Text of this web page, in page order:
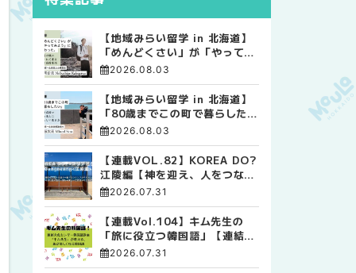
【地域みらい留学 in 北海道】
「めんどくさい」が「やってみ
よう」に変わった。 十勝の風
自由な高校生活
2026.08.03
【地域みらい留学 in 北海道】
「80歳までこの町で暮らした
い」 標津高校で踏み出した、
2026.08.03
【連載VOL.82】KOREA DO?
江陵編【神を迎え、人をつなぐ
時間 ― 江陵端午祭 】
2026.07.31
【連載Vol.104】キム先生の
「旅に役立つ韓国語」【連結語
尾について その4】
2026.07.31